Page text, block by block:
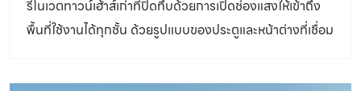
รีโนเวตทาวน์เฮ้าส์เก่าที่ปิดทึบด้วยการเปิดช่องแสงให้เข้าถึง
พื้นที่ใช้งานได้ทุกชั้น ด้วยรูปแบบของประตูและหน้าต่างที่เชื่อม
ผ่านเส้นเฉียงที่นำมาสร้างดีไซน์ให้กับผนังส่วนต่าง ๆ พร้อม